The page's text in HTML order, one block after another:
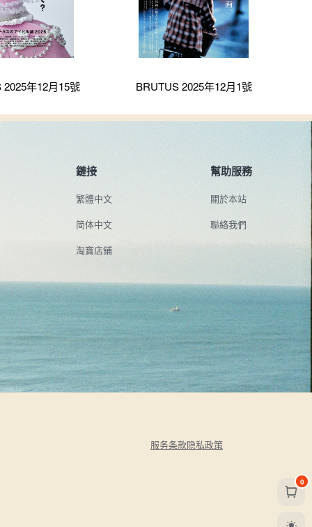
年12月15號 BRUTUS 2025年12月1號
鏈接
繁體中文
简体中文
淘寶店鋪
幫助服務
關於本站
聯絡我們
服务条款隐私政策
0